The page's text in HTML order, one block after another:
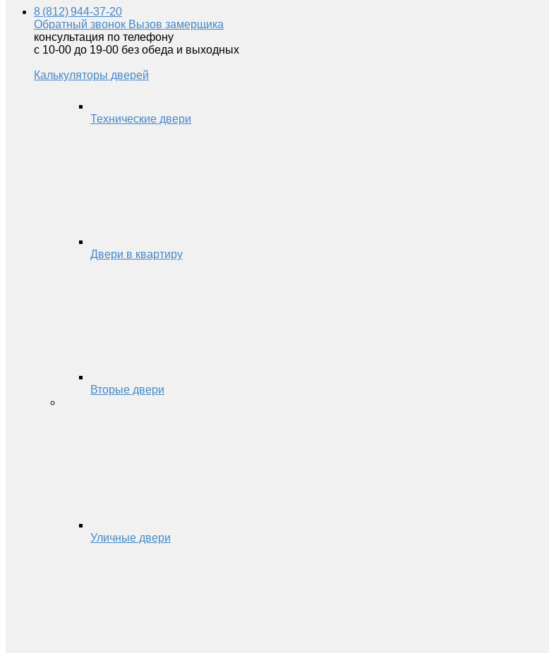
8 (812) 944-37-20
Обратный звонок Вызов замерщика
консультация по телефону
с 10-00 до 19-00 без обеда и выходных
Калькуляторы дверей
Технические двери
Двери в квартиру
Вторые двери
Уличные двери